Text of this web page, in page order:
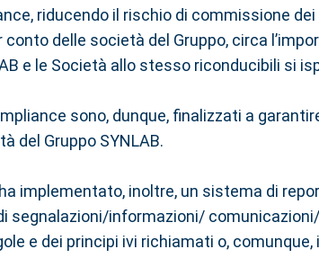
riducendo il rischio di commissione
conto delle società del Gruppo, circa
e le Società allo stesso riconducibili si
sono, dunque, finalizzati a
del Gruppo SYNLAB.
ha implementato, inoltre, un sistema di
segnalazioni/informazioni/
e dei principi ivi richiamati o,